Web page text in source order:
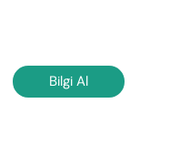
Bilgi Al